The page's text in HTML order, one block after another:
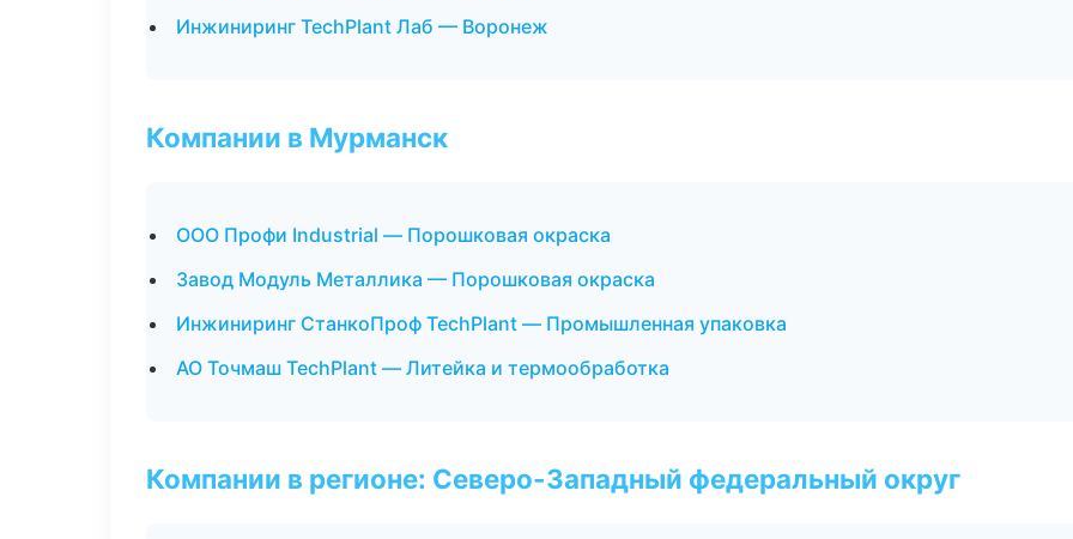
Инжиниринг TechPlant Лаб — Воронеж
Компании в Мурманск
ООО Профи Industrial — Порошковая окраска
Завод Модуль Металлика — Порошковая окраска
Инжиниринг СтанкоПроф TechPlant — Промышленная упаковка
АО Точмаш TechPlant — Литейка и термообработка
Компании в регионе: Северо-Западный федеральный округ